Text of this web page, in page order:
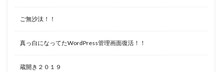
ご無沙汰！！
真っ白になってたWordPress管理画面復活！！
蔵開き２０１９